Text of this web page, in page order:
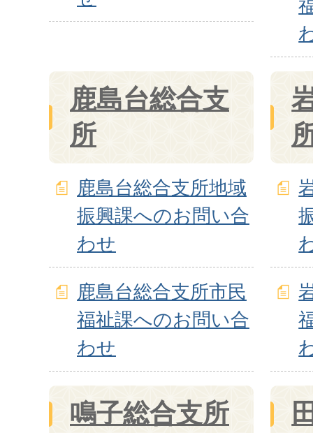
鹿島台総合支
所
鹿島台総合支所地域
振興課へのお問い合
わせ
鹿島台総合支所市民
福祉課へのお問い合
わせ
鳴子総合支所